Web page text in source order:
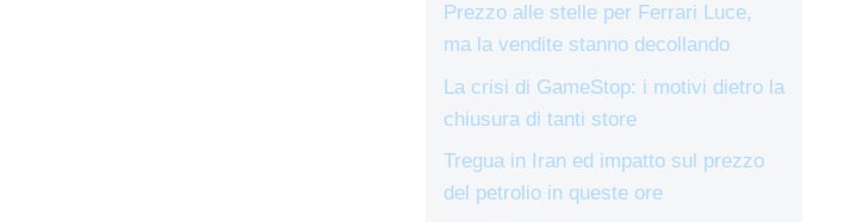
Prezzo alle stelle per Ferrari Luce,
ma la vendite stanno decollando
La crisi di GameStop: i motivi dietro la
chiusura di tanti store
Tregua in Iran ed impatto sul prezzo
del petrolio in queste ore